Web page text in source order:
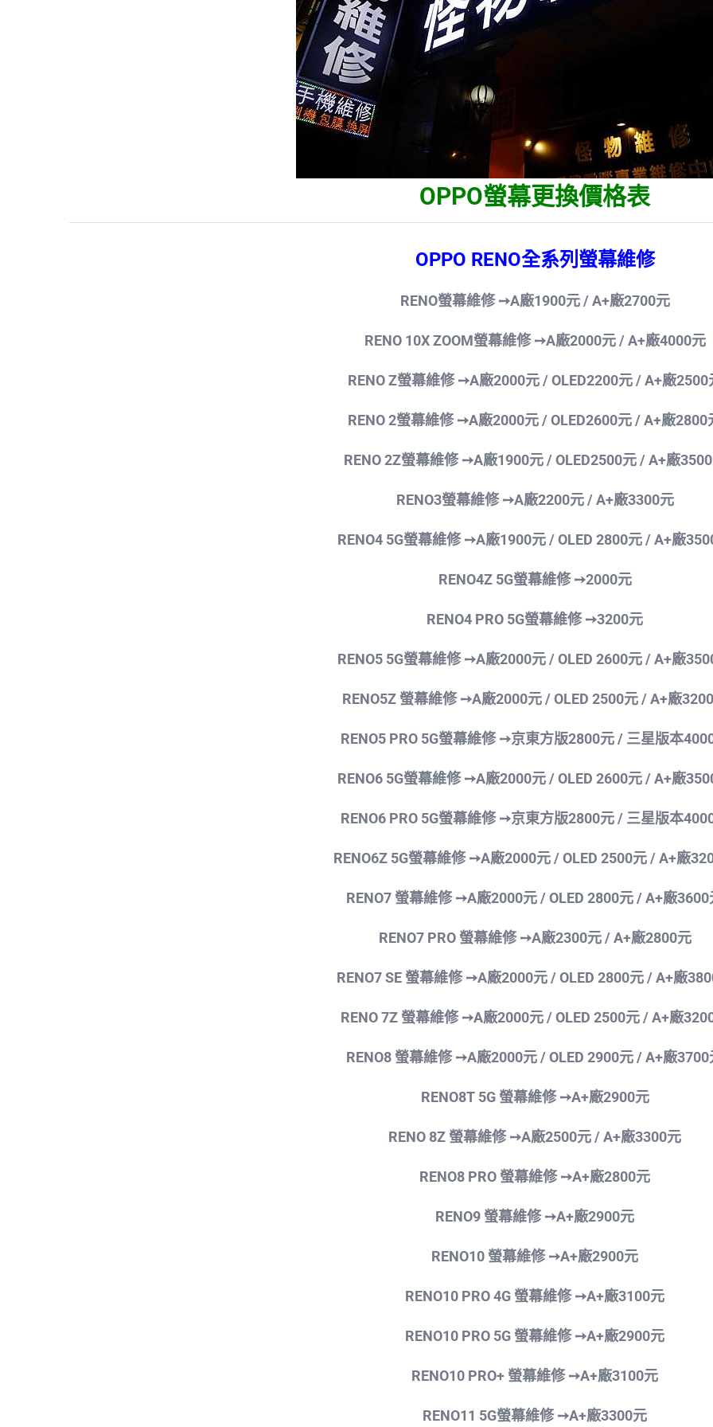
OPPO螢幕更換價格表
OPPO RENO全系列螢幕維修
RENO螢幕維修 ➙A廠1900元/ A+廠2700元
RENO 10X ZOOM螢幕維修 ➙A廠2000元 / A+廠4000元
RENO Z螢幕維修 ➙A廠2000元 / OLED2200元 / A+廠2500
RENO 2螢幕維修 ➙A廠2000元 / OLED2600元 / A+廠2800
RENO 2Z螢幕維修 ➙A廠1900元 / OLED2500元 / A+廠
RENO3螢幕維修 ➙A廠2200元 / A+廠3300元
RENO4 5G螢幕維修 ➙A廠1900元 / OLED 2800元 / A+廠
RENO4Z 5G螢幕維修 ➙2000元
RENO4 PRO 5G螢幕維修 ➙3200元
RENO5 5G螢幕維修 ➙A廠2000元 / OLED 2600元 / A+廠
RENO5Z 螢幕維修 ➙A廠2000元 / OLED 2500元 / A+廠
RENO5 PRO 5G螢幕維修 ➙京東方版2800元 / 三星版本
RENO6 5G螢幕維修 ➙A廠2000元 / OLED 2600元 / A+廠
RENO6 PRO 5G螢幕維修 ➙京東方版2800元 / 三星版本
RENO6Z 5G螢幕維修 ➙A廠2000元 / OLED 2500元 / A+廠
RENO7 螢幕維修 ➙A廠2000元 / OLED 2800元 / A+廠3600
RENO7 PRO 螢幕維修 ➙A廠2300元 / A+廠2800元
RENO7 SE 螢幕維修 ➙A廠2000元 / OLED 2800元 / A+廠
RENO 7Z 螢幕維修 ➙A廠2000元 / OLED 2500元 / A+廠
RENO8 螢幕維修 ➙A廠2000元 / OLED 2900元 / A+廠3700
RENO8T 5G 螢幕維修 ➙A+廠2900元
RENO 8Z 螢幕維修 ➙A廠2500元 / A+廠3300元
RENO8 PRO 螢幕維修 ➙A+廠2800元
RENO9 螢幕維修 ➙A+廠2900元
RENO10 螢幕維修 ➙A+廠2900元
RENO10 PRO 4G 螢幕維修 ➙A+廠3100元
RENO10 PRO 5G 螢幕維修 ➙A+廠2900元
RENO10 PRO+ 螢幕維修 ➙A+廠3100元
RENO11 5G螢幕維修 ➙A+廠3300元